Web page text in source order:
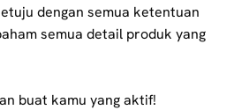
dengan semua ketentuan
semua detail produk yang
buat kamu yang aktif!